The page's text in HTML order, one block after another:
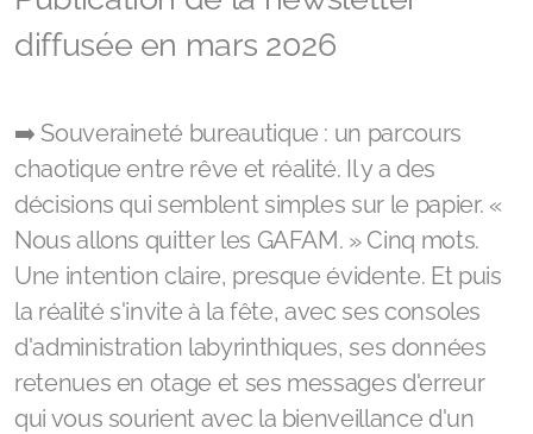
diffusée en mars 2026
➡️ Souveraineté bureautique : un parcours
chaotique entre rêve et réalité. Il y a des
décisions qui semblent simples sur le papier. «
Nous allons quitter les GAFAM. » Cinq mots.
Une intention claire, presque évidente. Et puis
la réalité s'invite à la fête, avec ses consoles
d'administration labyrinthiques, ses données
retenues en otage et ses messages d'erreur
qui vous sourient avec la bienveillance d'un